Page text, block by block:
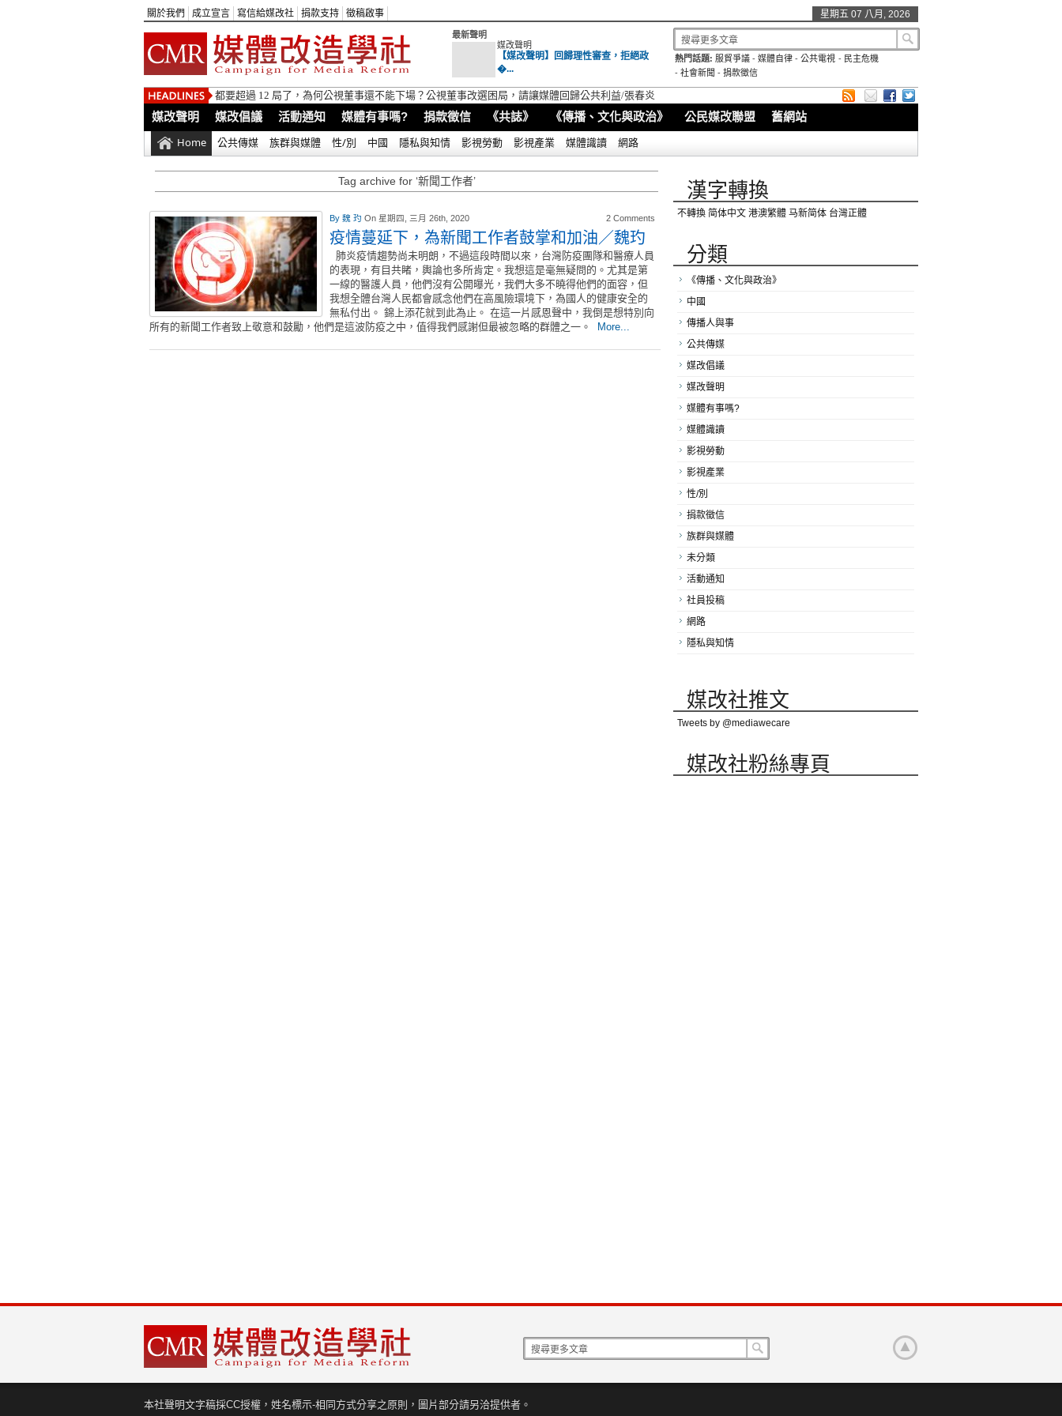
關於我們 成立宣言 寫信給媒改社 捐款支持 徵稿啟事 星期五 07 八月, 2026
最新聲明
媒改聲明
【媒改聲明】回歸理性審查，拒絕政
�...
熱門話題: 服貿爭議 -媒體自律 -公共電視 - 民主危機
- 社會新聞 - 捐款徵信
都要超過 12 局了，為何公視董事還不能下場？公視董事改選困局，請讓媒體回歸公共利益/張春炎
媒改聲明 媒改倡議 活動通知 媒體有事嗎? 捐款徵信 《共誌》 《傳播、文化與政治》 公民媒改聯盟 舊網站
Home 公共傳媒 族群與媒體 性/別 中國 隱私與知情 影視勞動 影視產業 媒體識讀 網路
Tag archive for ‘新聞工作者’
By 魏 玓 On 星期四, 三月 26th, 2020 2 Comments
疫情蔓延下，為新聞工作者鼓掌和加油／魏玓
肺炎疫情趨勢尚未明朗，不過這段時間以來，台灣防疫團隊和醫療人員
的表現，有目共睹，輿論也多所肯定。我想這是毫無疑問的。尤其是第
一線的醫護人員，他們沒有公開曝光，我們大多不曉得他們的面容，但
我想全體台灣人民都會感念他們在高風險環境下，為國人的健康安全的
無私付出。 錦上添花就到此為止。 在這一片感恩聲中，我倒是想特別向
所有的新聞工作者致上敬意和鼓勵，他們是這波防疫之中，值得我們感謝但最被忽略的群體之一。
More...
漢字轉換
不轉換 简体中文 港澳繁體 马新简体 台灣正體
分類
《傳播、文化與政治》
中國
傳播人與事
公共傳媒
媒改倡議
媒改聲明
媒體有事嗎?
媒體識讀
影視勞動
影視產業
性/別
捐款徵信
族群與媒體
未分類
活動通知
社員投稿
網路
隱私與知情
媒改社推文
Tweets by @mediawecare
媒改社粉絲專頁
本社聲明文字稿採CC授權，姓名標示-相同方式分享之原則，圖片部分請另洽提供者。